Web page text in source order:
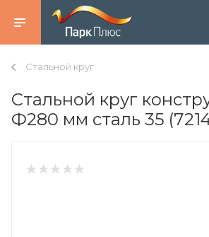
Стальной круг
Стальной круг
Ф280 мм сталь 35